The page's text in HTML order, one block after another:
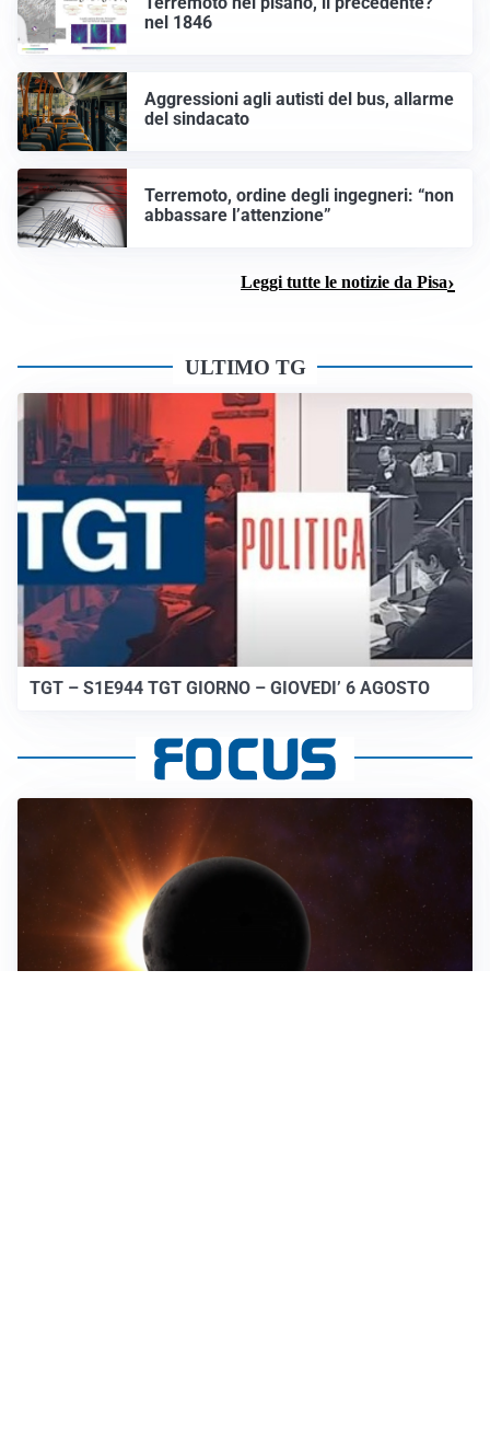
nel 1846
Aggressioni agli autisti del bus, allarme
del sindacato
Terremoto, ordine degli ingegneri: “non
abbassare l’attenzione”
Leggi tutte le notizie da Pisa
ULTIMO TG
TGT – S1E944 TGT GIORNO – GIOVEDI’ 6 AGOSTO